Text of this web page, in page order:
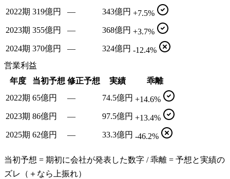
2022期 319億円 — 343億円 +7.5%
2023期 355億円 — 368億円 +3.7%
2024期 370億円 — 324億円 -12.4%
営業利益
年度
当初予想 修正予想 実績
乖離
2022期 65億円 — 74.5億円 +14.6%
2023期 86億円 — 97.5億円 +13.4%
2025期 62億円 — 33.3億円 -46.2%
当初予想 = 期初に会社が発表した数字 / 乖離 = 予想と実績の
ズレ（＋なら上振れ）